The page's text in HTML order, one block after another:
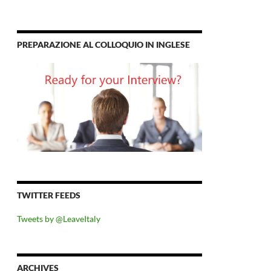
PREPARAZIONE AL COLLOQUIO IN INGLESE
TWITTER FEEDS
Tweets by @LeaveItaly
ARCHIVES